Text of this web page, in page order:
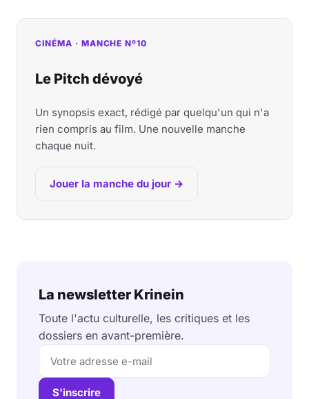
CINÉMA · MANCHE Nº10
Le Pitch dévoyé
Un synopsis exact, rédigé par quelqu'un qui n'a
rien compris au film. Une nouvelle manche
chaque nuit.
Jouer la manche du jour →
La newsletter Krinein
Toute l'actu culturelle, les critiques et les
dossiers en avant-première.
S'inscrire